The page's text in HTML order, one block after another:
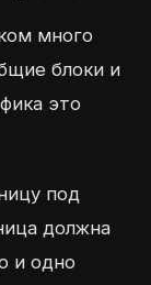
много
блоки и
это
под
должна
и одно